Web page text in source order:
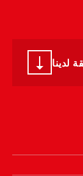
لدينا